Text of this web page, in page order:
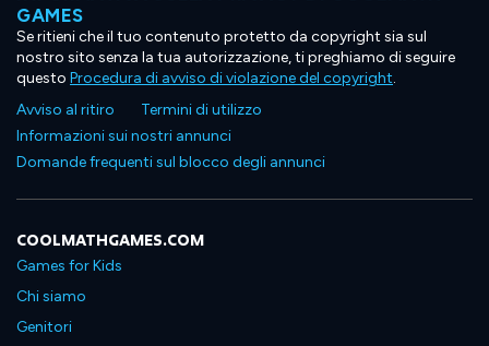
GAMES
Se ritieni che il tuo contenuto protetto da copyright sia sul
nostro sito senza la tua autorizzazione, ti preghiamo di seguire
questo Procedura di avviso di violazione del copyright.
Avviso al ritiro
Termini di utilizzo
Informazioni sui nostri annunci
Domande frequenti sul blocco degli annunci
COOLMATHGAMES.COM
Games for Kids
Chi siamo
Genitori